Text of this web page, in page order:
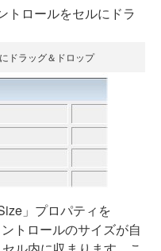
トロールをセルにドラ
ドラッグ＆ドロップ
」プロパティを
トロールのサイズが自